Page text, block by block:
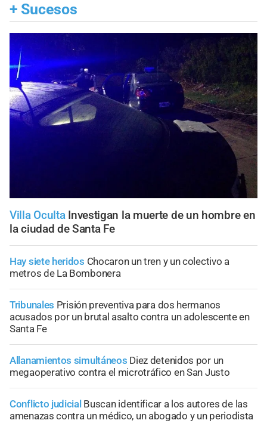
+ Sucesos
Villa Oculta Investigan la muerte de un hombre en
la ciudad de Santa Fe
Hay siete heridos Chocaron un tren y un colectivo a
metros de La Bombonera
Tribunales Prisión preventiva para dos hermanos
acusados por un brutal asalto contra un adolescente en
Santa Fe
Allanamientos simultáneos Diez detenidos por un
megaoperativo contra el microtráfico en San Justo
Conflicto judicial Buscan identificar a los autores de las
amenazas contra un médico, un abogado y un periodista